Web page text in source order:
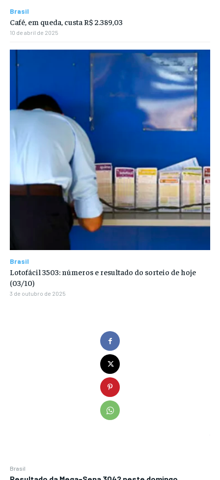
Brasil
Brasil
Café, em queda, custa R$ 2.389,03
10 de abril de 2025
Brasil
Lotofácil 3503: números e resultado do sorteio de hoje
(03/10)
3 de outubro de 2025